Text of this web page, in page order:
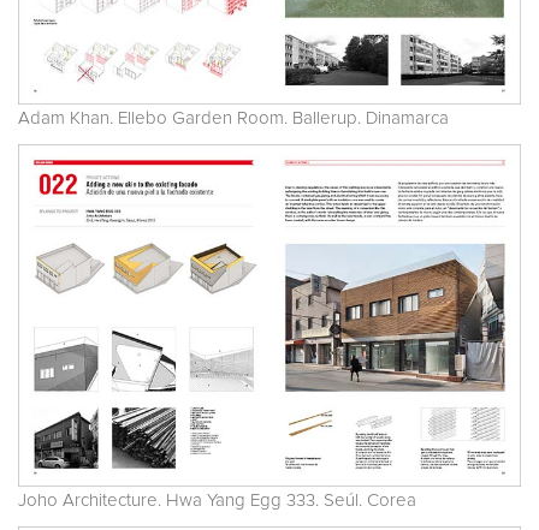
Adam Khan. Ellebo Garden Room. Ballerup. Dinamarca
Joho Architecture. Hwa Yang Egg 333. Seúl. Corea